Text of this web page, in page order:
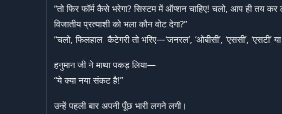
“तो फिर फॉर्म कैसे भरेगा? सिस्टम में ऑप्शन चाहिए! चलो, आप ही तय
विजातीय प्रत्याशी को भला कौन वोट देगा?”
“चलो, फिलहाल कैटेगरी तो भरिए—‘जनरल’, ‘ओबीसी’, ‘एससी’, ‘एसटी’ या
हनुमान जी ने माथा पकड़ लिया—
“ये क्या नया संकट है!”
उन्हें पहली बार अपनी पूँछ भारी लगने लगी।